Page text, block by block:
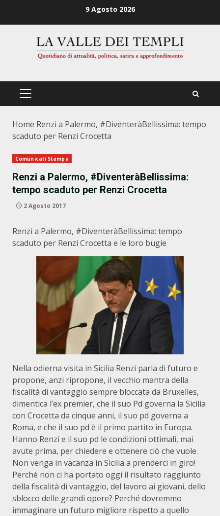
9 Agosto 2026
PRIMÄRES
Home Renzi a Palermo, #DiventeràBellissima: tempo
scaduto per Renzi Crocetta
Comunicati Stampa
Renzi a Palermo, #DiventeràBellissima:
tempo scaduto per Renzi Crocetta
2 Agosto 2017
Renzi a Palermo, #DiventeràBellissima: tempo
scaduto per Renzi Crocetta e le loro bugie
Nella odierna visita in Sicilia Renzi parla di futuro e
propone, anzi ripropone, il vecchio mantra della
fiscalità di vantaggio sempre bloccata da Bruxelles,
dimentica l’ex premier, che il suo Pd governa la Sicilia
con Crocetta da cinque anni, il suo pd governa a
Roma, e che il suo pd è il primo partito in Europa.
Hanno Renzi e il suo pd le condizioni ottimali, mai
avute prima, per chiedere e ottenere ciò che vuole.
Non venga in vacanza in Sicilia a prenderci in giro!
Perché non ci ha portato oggi il risultato raggiunto
della fiscalità di vantaggio, del lavoro ai giovani, dello
sblocco delle grandi opere? Perché dovremmo
immaginare un futuro migliore rispetto a quello